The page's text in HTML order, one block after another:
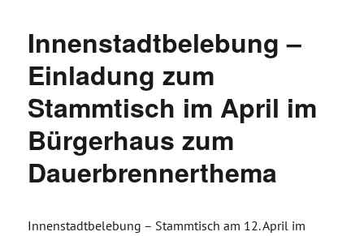
Innenstadtbelebung –
Einladung zum
Stammtisch im April im
Bürgerhaus zum
Dauerbrennerthema
Innenstadtbelebung – Stammtisch am 12. April im